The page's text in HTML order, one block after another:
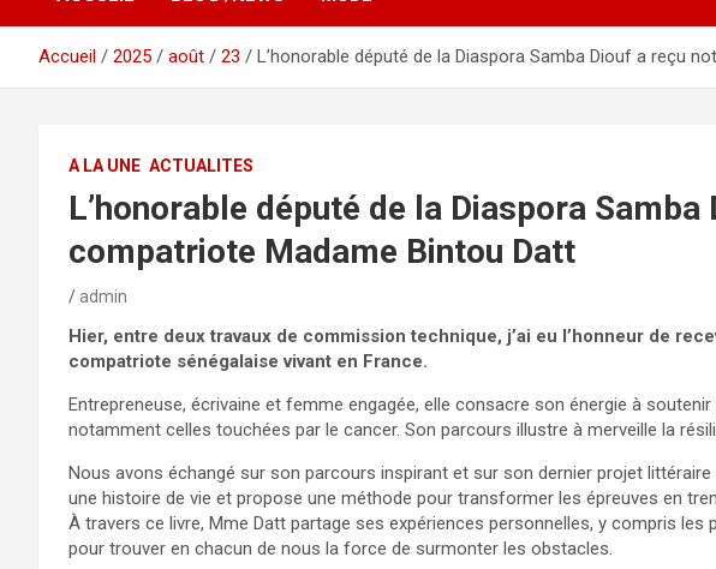
Accueil 2025 août 23 L’honorable député de la Diaspora Samba Diouf a reçu
A LA UNE ACTUALITES
L’honorable député de la Diaspora
compatriote Madame Bintou Datt
admin
Hier, entre deux travaux de commission technique, j’ai eu l’honneur de
compatriote sénégalaise vivant en France.
Entrepreneuse, écrivaine et femme engagée, elle consacre son énergie à
notamment celles touchées par le cancer. Son parcours illustre à merveille la
Nous avons échangé sur son parcours inspirant et sur son dernier projet littéraire
une histoire de vie et propose une méthode pour transformer les épreuves en
À travers ce livre, Mme Datt partage ses expériences personnelles, y compris
pour trouver en chacun de nous la force de surmonter les obstacles.